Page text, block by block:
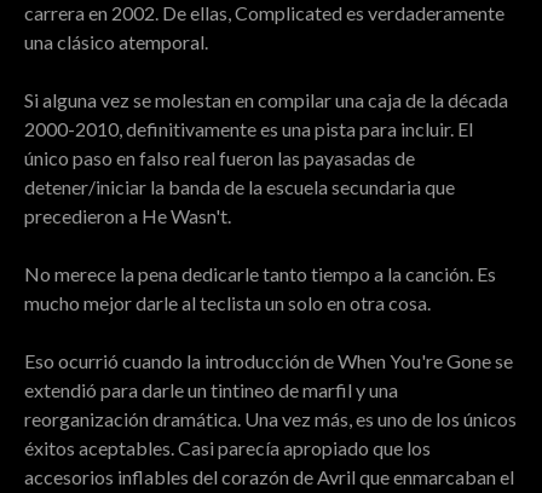
carrera en 2002. De ellas, Complicated es verdaderamente
una clásico atemporal.
Si alguna vez se molestan en compilar una caja de la década
2000-2010, definitivamente es una pista para incluir. El
único paso en falso real fueron las payasadas de
detener/iniciar la banda de la escuela secundaria que
precedieron a He Wasn't.
No merece la pena dedicarle tanto tiempo a la canción. Es
mucho mejor darle al teclista un solo en otra cosa.
Eso ocurrió cuando la introducción de When You're Gone se
extendió para darle un tintineo de marfil y una
reorganización dramática. Una vez más, es uno de los únicos
éxitos aceptables. Casi parecía apropiado que los
accesorios inflables del corazón de Avril que enmarcaban el